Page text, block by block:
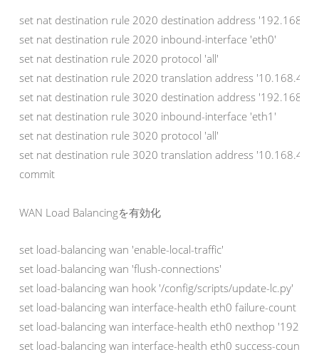
set nat destination rule 2020 destination address
set nat destination rule 2020 inbound-interface 'eth0'
set nat destination rule 2020 protocol 'all'
set nat destination rule 2020 translation address
set nat destination rule 3020 destination address
set nat destination rule 3020 inbound-interface 'eth1'
set nat destination rule 3020 protocol 'all'
set nat destination rule 3020 translation address
commit
WAN Load Balancingを有効化
set load-balancing wan 'enable-local-traffic'
set load-balancing wan 'flush-connections'
set load-balancing wan hook '/config/scripts/update-lc.py'
set load-balancing wan interface-health eth0 failure-count '2'
set load-balancing wan interface-health eth0 nexthop
set load-balancing wan interface-health eth0 success-count '1'